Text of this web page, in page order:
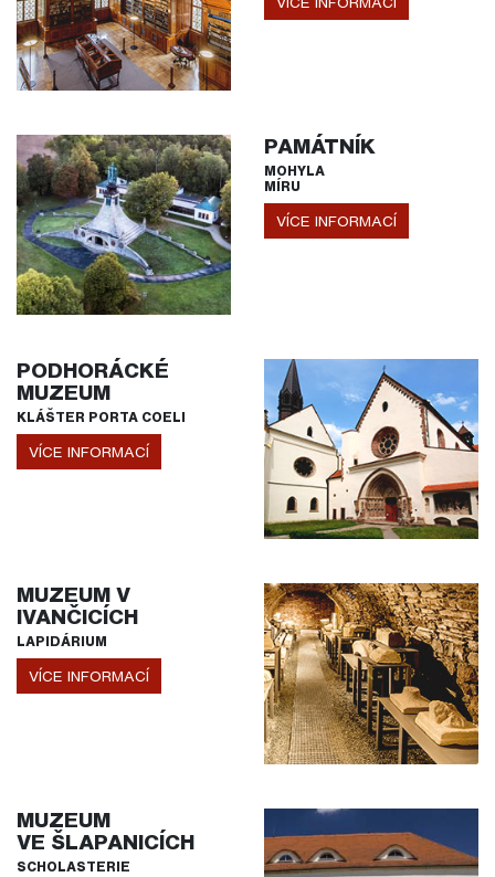
PAMÁTNÍK
MOHYLA
MÍRU
VÍCE INFORMACÍ
PODHORÁCKÉ
MUZEUM
KLÁŠTER PORTA COELI
VÍCE INFORMACÍ
MUZEUM V
IVANČICÍCH
LAPIDÁRIUM
VÍCE INFORMACÍ
MUZEUM
VE ŠLAPANICÍCH
SCHOLASTERIE